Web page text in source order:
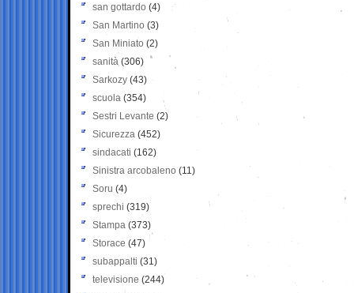
san gottardo (4)
San Martino (3)
San Miniato (2)
sanità (306)
Sarkozy (43)
scuola (354)
Sestri Levante (2)
Sicurezza (452)
sindacati (162)
Sinistra arcobaleno (11)
Soru (4)
sprechi (319)
Stampa (373)
Storace (47)
subappalti (31)
televisione(244)